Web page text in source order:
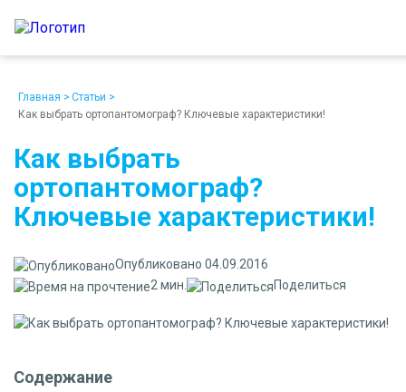
Ежедневно с 9:00 до 19:00
О компании
Кредит/Лизинг
Проект клиники
Возврат
Главная > Статьи >
Как выбрать ортопантомограф? Ключевые характеристики!
Как выбрать
ортопантомограф?
Ключевые характеристики!
Опубликовано 04.09.2016
2 мин.
Поделиться
Содержание